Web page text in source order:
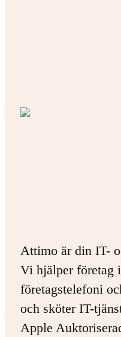
Attimo är din IT-
Vi hjälper företag
företagstelefoni
och sköter IT-
Apple